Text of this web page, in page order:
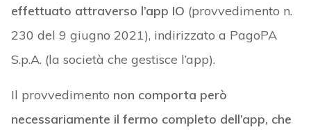
effettuato attraverso l’app IO (provvedimento n.
230 del 9 giugno 2021), indirizzato a PagoPA
S.p.A. (la società che gestisce l’app).
Il provvedimento non comporta però
necessariamente il fermo completo dell’app, che